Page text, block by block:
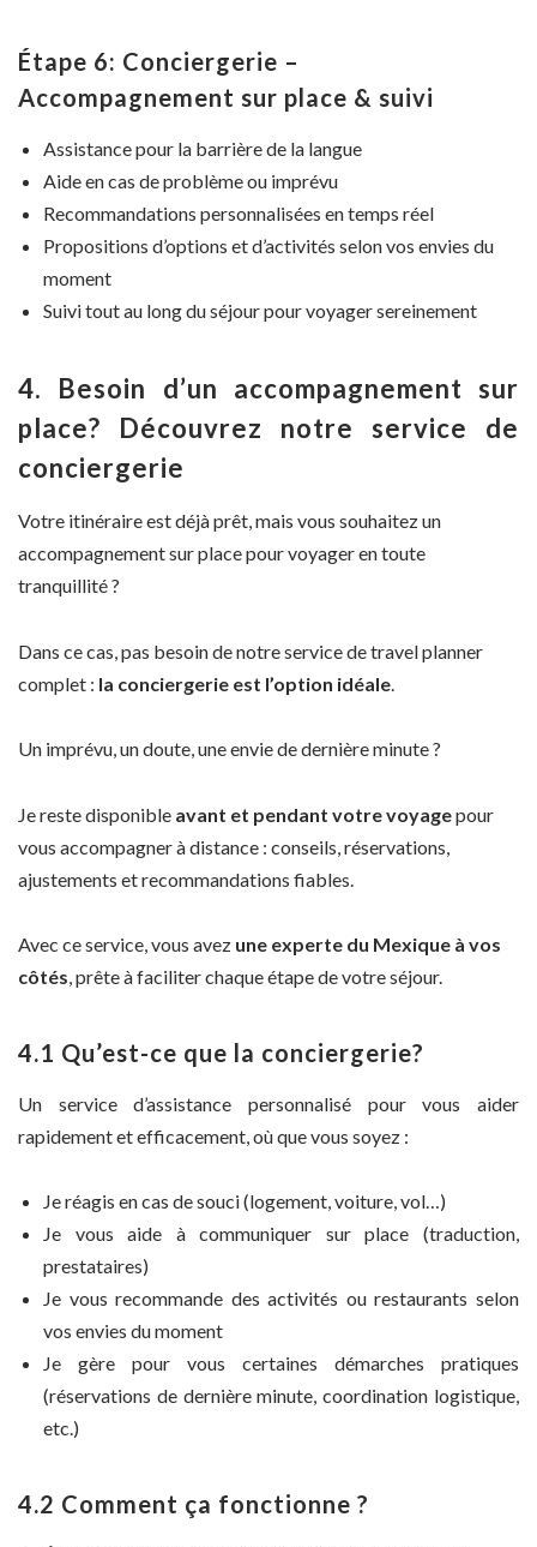
Étape 6: Conciergerie –
Accompagnement sur place & suivi
Assistance pour la barrière de la langue
Aide en cas de problème ou imprévu
Recommandations personnalisées en temps réel
Propositions d’options et d’activités selon vos envies du
moment
Suivi tout au long du séjour pour voyager sereinement
4. Besoin d’un accompagnement sur
place? Découvrez notre service de
conciergerie
Votre itinéraire est déjà prêt, mais vous souhaitez un
accompagnement sur place pour voyager en toute
tranquillité ?
Dans ce cas, pas besoin de notre service de travel planner
complet : la conciergerie est l’option idéale
Un imprévu, un doute, une envie de dernière minute ?
Je reste disponible avant et pendant votre voyagepour
vous accompagner à distance : conseils, réservations,
ajustements et recommandations fiables.
Avec ce service, vous avez une experte du Mexique à vos
côtés, prête à faciliter chaque étape de votre séjour.
4.1 Qu’est-ce que la conciergerie?
Un service d’assistance personnalisé pour vous aider
rapidement et efficacement, où que vous soyez :
Je réagis en cas de souci (logement, voiture, vol…)
Je vous aide à communiquer sur place (traduction,
prestataires)
Je vous recommande des activités ou restaurants selon
vos envies du moment
Je gère pour vous certaines démarches pratiques
(réservations de dernière minute, coordination logistique,
etc.)
4.2 Comment ça fonctionne ?